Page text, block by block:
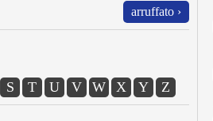
arruffato ›
S T U V W X Y Z